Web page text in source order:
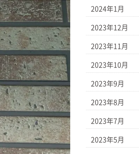
2024年1月
2023年12月
2023年11月
2023年10月
2023年9月
2023年8月
2023年7月
2023年5月